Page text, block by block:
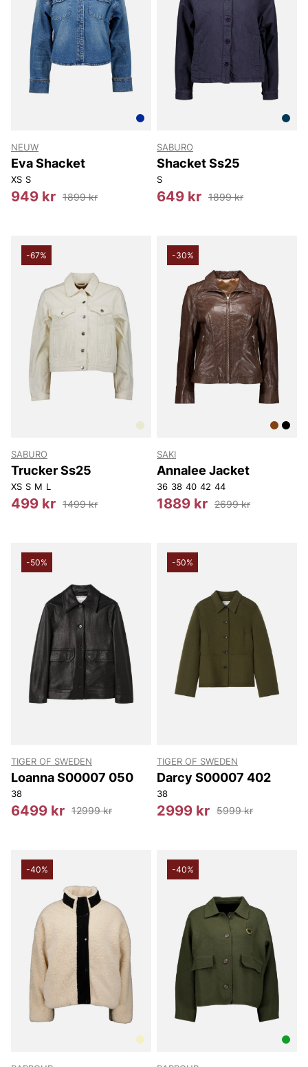
NEUW
Eva Shacket
XS S
949 kr 1899 kr
SABURO
Shacket Ss25
S
649 kr 1899 kr
-67%
SABURO
Trucker Ss25
XS S M L
499 kr 1499 kr
-30%
SAKI
Annalee Jacket
36 38 40 42 44
1889 kr 2699 kr
-50%
TIGER OF SWEDEN
Loanna S00007 050
38
6499 kr 12999 kr
-50%
TIGER OF SWEDEN
Darcy S00007 402
38
2999 kr 5999 kr
-40% -40%